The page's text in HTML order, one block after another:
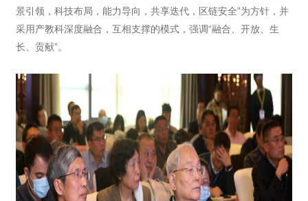
景引领，科技布局，能力导向，共享迭代，区链安全”为方针，并
采用产教科深度融合，互相支撑的模式，强调“融合、开放、生
长、贡献”。